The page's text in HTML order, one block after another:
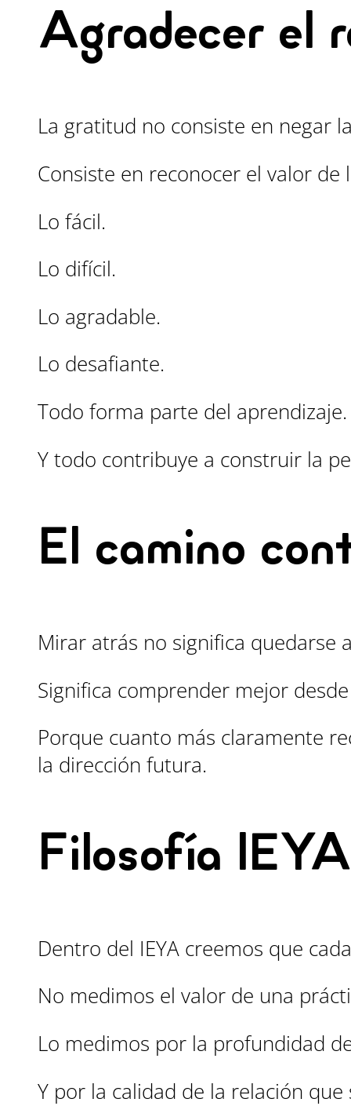
Agradecer el
La gratitud no consiste en negar
Consiste en reconocer el valor
Lo fácil.
Lo difícil.
Lo agradable.
Lo desafiante.
Todo forma parte del aprendizaje.
Y todo contribuye a construir la
El camino
Mirar atrás no significa quedarse
Significa comprender mejor
Porque cuanto más claramente
la dirección futura.
Filosofía IEYA
Dentro del IEYA creemos que
No medimos el valor de una
Lo medimos por la profundidad
Y por la calidad de la relación